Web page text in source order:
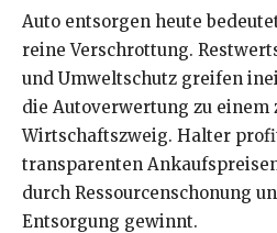
Auto entsorgen heute
reine Verschrottung.
und Umweltschutz greifen
die Autoverwertung zu einem
Wirtschaftszweig. Halter
transparenten
durch Ressourcenschonung
Entsorgung gewinnt.